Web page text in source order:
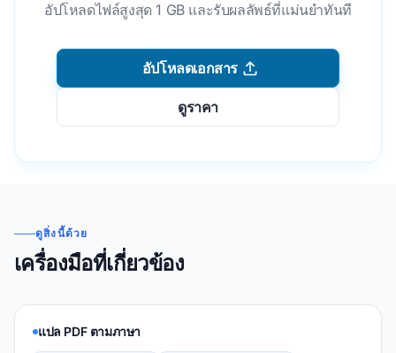
อัปโหลดไฟล์สูงสุด 1 GB และรับผลลัพธ์ที่แม่นยําทันที
อัปโหลดเอกสาร
ดูราคา
ดูสิ่งนี้ด้วย
เครื่องมือที่เกี่ยวข้อง
แปล PDF ตามภาษา